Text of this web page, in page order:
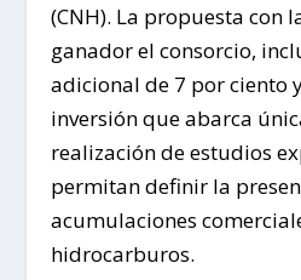
(CNH). La propuesta con
ganador el consorcio,
adicional de 7 por ciento
inversión que abarca
realización de estudios
permitan definir la
acumulaciones
hidrocarburos.